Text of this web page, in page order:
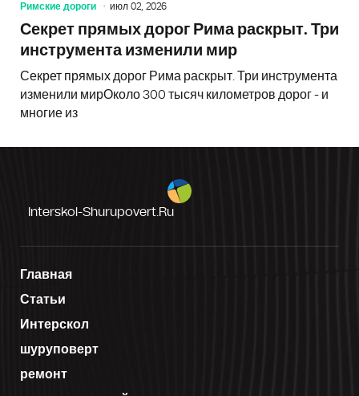
Римские дороги июл 02, 2026
Секрет прямых дорог Рима раскрыт. Три
инструмента изменили мир
Секрет прямых дорог Рима раскрыт. Три инструмента
изменили мирОколо 300 тысяч километров дорог - и
многие из
Interskol-Shurupovert.ru
Главная
Статьи
Интерскол
шуруповерт
ремонт